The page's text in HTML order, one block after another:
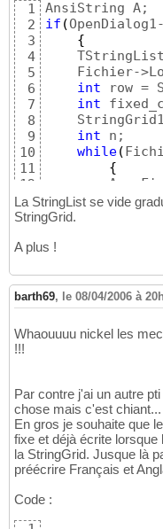
1
2
3
4
5
6
7
8
9
10
11
12
13
14
16
18
19
20
if (
{
Fichier-
int row =
int
int n;
while(
{
A =
n =
}
delete
}
La StringList se vide
StringGrid.
A plus !
barth69, le 08/04/2006 à
Whaouuuu nickel les
!!!
Par contre j'ai un autre
chose mais c'est chiant...
En gros je souhaite que
fixe et déjà écrite
la StringGrid. Jusque là
préécrire Français et
Code :